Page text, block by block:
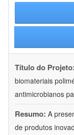
Título do Projeto:
biomateriais
antimicrobianos
Resumo: A
de produtos